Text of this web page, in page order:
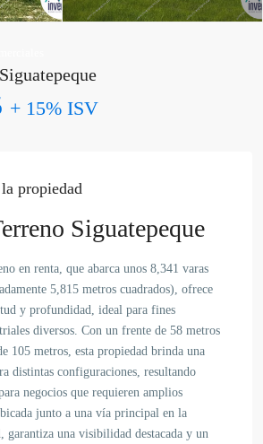
+ 15% ISV
propiedad
Siguatepeque
en renta, que abarca unos 8,341 varas
5,815 metros cuadrados), ofrece
y profundidad, ideal para fines
diversos. Con un frente de 58 metros
105 metros, esta propiedad brinda una
distintas configuraciones, resultando
negocios que requieren amplios
junto a una vía principal en la
garantiza una visibilidad destacada y un